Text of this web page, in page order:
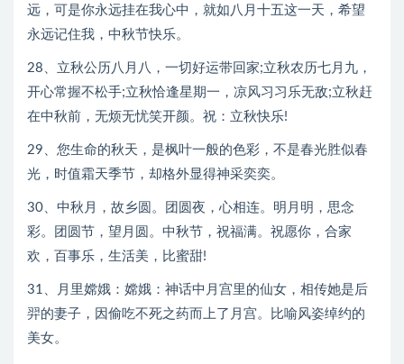
远，可是你永远挂在我心中，就如八月十五这一天，希望
永远记住我，中秋节快乐。
28、立秋公历八月八，一切好运带回家;立秋农历七月九，
开心常握不松手;立秋恰逢星期一，凉风习习乐无敌;立秋赶
在中秋前，无烦无忧笑开颜。祝：立秋快乐!
29、您生命的秋天，是枫叶一般的色彩，不是春光胜似春
光，时值霜天季节，却格外显得神采奕奕。
30、中秋月，故乡圆。团圆夜，心相连。明月明，思念
彩。团圆节，望月圆。中秋节，祝福满。祝愿你，合家
欢，百事乐，生活美，比蜜甜!
31、月里嫦娥：嫦娥：神话中月宫里的仙女，相传她是后
羿的妻子，因偷吃不死之药而上了月宫。比喻风姿绰约的
美女。